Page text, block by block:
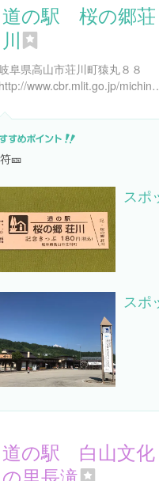
道の駅 桜の郷荘
川
阜県高山市荘川町猿丸８８
http://
🎫
スポ
スポ
道の駅 白山文化